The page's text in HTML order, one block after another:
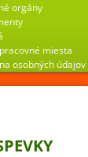
orgány
miesta
osobných údajov